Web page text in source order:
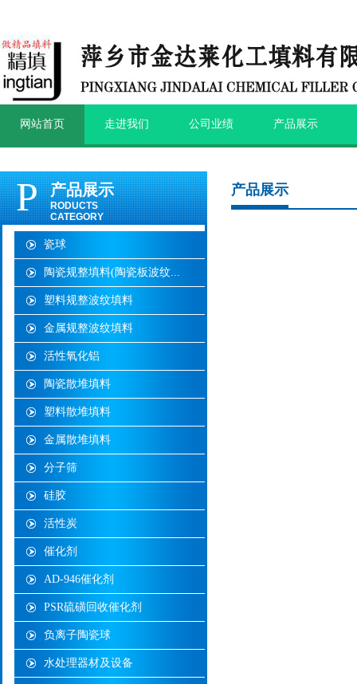
网站首页 走进我们 公司业绩 产品展示
P 产品展示
RODUCTS
CATEGORY
瓷球
陶瓷规整填料(陶瓷板波纹...
塑料规整波纹填料
金属规整波纹填料
活性氧化铝
陶瓷散堆填料
塑料散堆填料
金属散堆填料
分子筛
硅胶
活性炭
催化剂
AD-946催化剂
PSR硫磺回收催化剂
负离子陶瓷球
水处理器材及设备
产品展示